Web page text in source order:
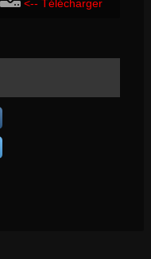
<-- Télécharger